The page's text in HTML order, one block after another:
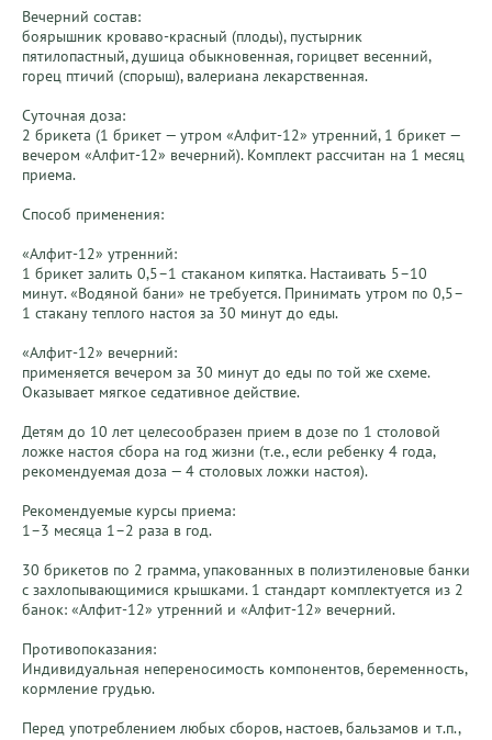
Вечерний состав:
боярышник кроваво-красный (плоды), пустырник
пятилопастный, душица обыкновенная, горицвет весенний,
горец птичий (спорыш), валериана лекарственная.
Суточная доза:
2 брикета (1 брикет — утром «Алфит-12» утренний, 1 брикет —
вечером «Алфит-12» вечерний). Комплект рассчитан на 1 месяц
приема.
Способ применения:
«Алфит-12» утренний:
1 брикет залить 0,5–1 стаканом кипятка. Настаивать 5–10
минут. «Водяной бани» не требуется. Принимать утром по 0,5–
1 стакану теплого настоя за 30 минут до еды.
«Алфит-12» вечерний:
применяется вечером за 30 минут до еды по той же схеме.
Оказывает мягкое седативное действие.
Детям до 10 лет целесообразен прием в дозе по 1 столовой
ложке настоя сбора на год жизни (т.е., если ребенку 4 года,
рекомендуемая доза — 4 столовых ложки настоя).
Рекомендуемые курсы приема:
1–3 месяца 1–2 раза в год.
30 брикетов по 2 грамма, упакованных в полиэтиленовые банки
с захлопывающимися крышками. 1 стандарт комплектуется из 2
банок: «Алфит-12» утренний и «Алфит-12» вечерний.
Противопоказания:
Индивидуальная непереносимость компонентов, беременность,
кормление грудью.
Перед употреблением любых сборов, настоев, бальзамов и т.п.,